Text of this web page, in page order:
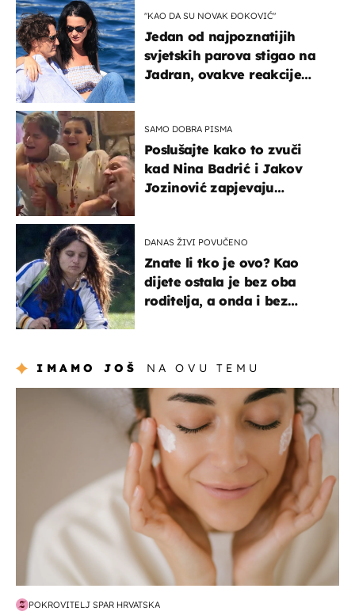
"KAO DA SU NOVAK ĐOKOVIĆ"
Jedan od najpoznatijih
svjetskih parova stigao na
Jadran, ovakve reakcije
SAMO DOBRA PISMA
Poslušajte kako to zvuči
kad Nina Badrić i Jakov
Jozinović zapjevaju
DANAS ŽIVI POVUČENO
Znate li tko je ovo? Kao
dijete ostala je bez oba
roditelja, a onda i bez
IMAMO JOŠ NA OVU TEMU
moda & ljepota
POKROVITELJ SPAR HRVATSKA